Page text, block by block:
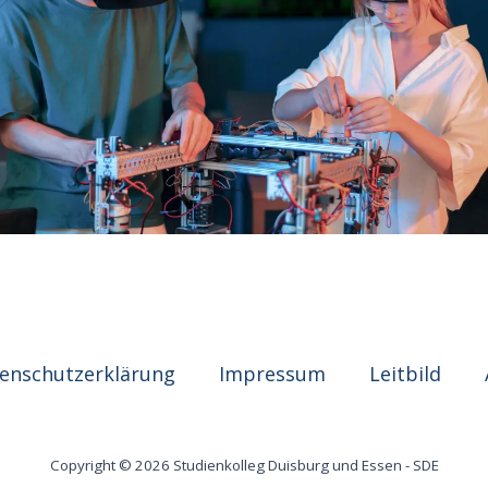
Impressum Leitbild
Copyright © 2026 Studienkolleg Duisburg und Essen - SDE